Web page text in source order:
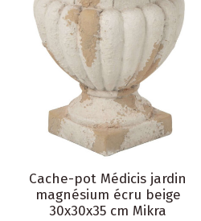
Cache-pot Médicis jardin
magnésium écru beige
30x30x35 cm Mikra